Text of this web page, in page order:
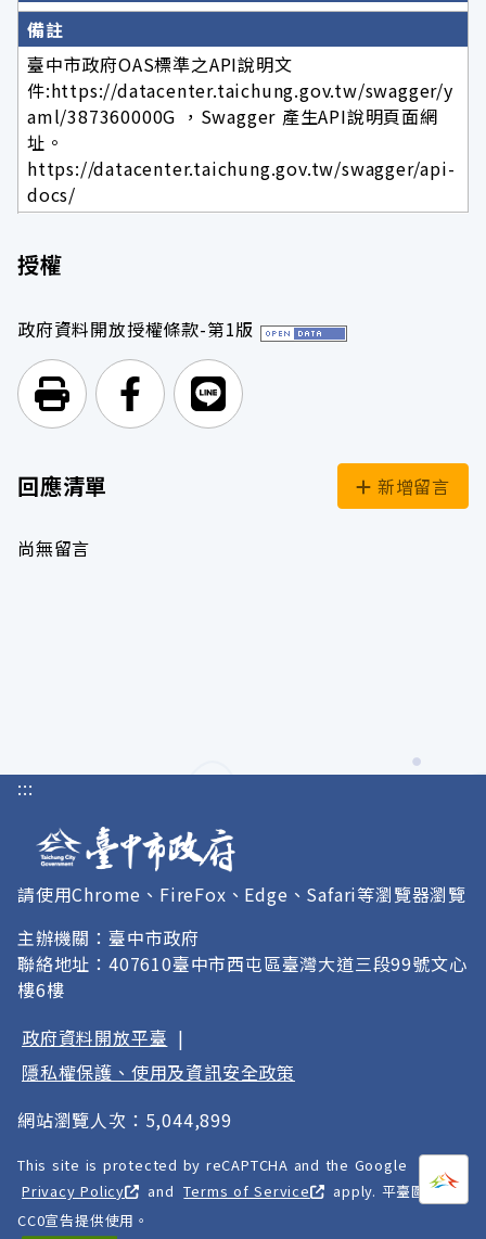
備註
臺中市政府OAS標準之API說明文
件:https://datacenter.taichung.gov.tw/swagger/y
aml/387360000G ，Swagger 產生API說明頁面網
址。
https://datacenter.taichung.gov.tw/swagger/api-
docs/
授權
政府資料開放授權條款-第1版
列印頁面前往Facebook
前往Line
回應清單 新增留言
尚無留言
打開
:::
請使用Chrome、FireFox、Edge、Safari等瀏覽器瀏覽
主辦機關：臺中市政府
聯絡地址：407610臺中市西屯區臺灣大道三段99號文心
樓6樓
政府資料開放平臺 |
隱私權保護、使用及資訊安全政策
網站瀏覽人次：5,044,899
This site is protected by reCAPTCHA and the Google
Privacy Policy
and Terms of Service
apply. 平臺圖像以
CC0宣告提供使用。